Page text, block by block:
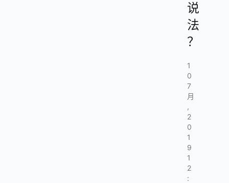
说
法
？
1
0
7
月
,
2
0
1
9
1
2
: